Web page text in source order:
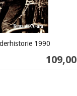
1990
Pris
109,00